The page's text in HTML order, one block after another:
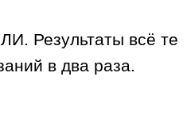
Результаты всё те
в два раза.